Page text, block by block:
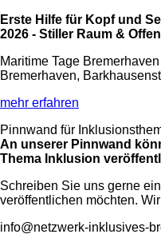
Erste Hilfe für Kopf und
2026 - Stiller Raum &
Maritime Tage
Bremerhaven,
mehr erfahren
Pinnwand für
An unserer Pinnwand
Thema Inklusion
Schreiben Sie uns gerne
veröffentlichen möchten.
info@netzwerk-inklusives-